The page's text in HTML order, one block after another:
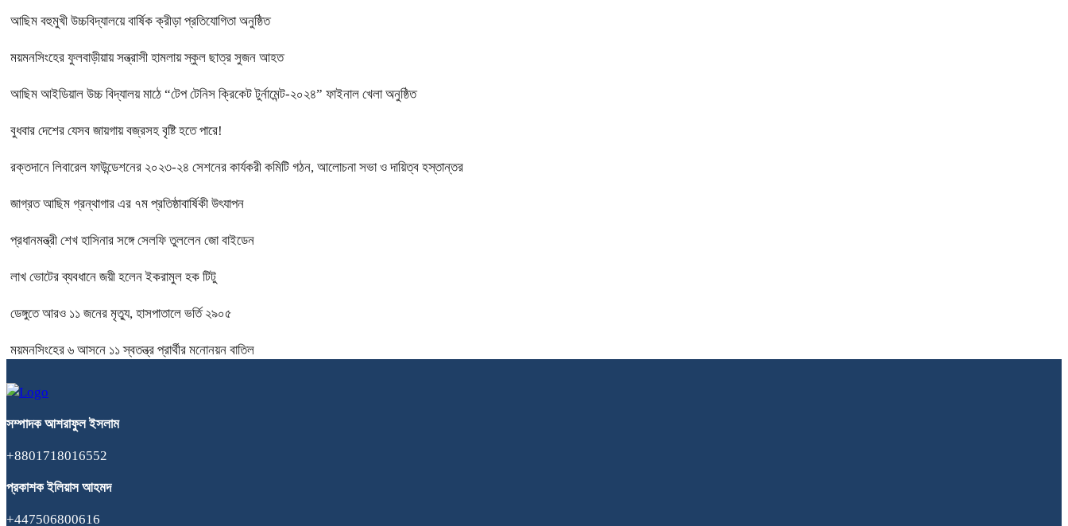
আছিম বহুমুখী উচ্চবিদ্যালয়ে বার্ষিক ক্রীড়া প্রতিযোগিতা অনুষ্ঠিত
ময়মনসিংহের ফুলবাড়ীয়ায় সন্ত্রাসী হামলায় স্কুল ছাত্র সুজন আহত
আছিম আইডিয়াল উচ্চ বিদ্যালয় মাঠে “টেপ টেনিস ক্রিকেট টুর্নামেন্ট-২০২৪” ফাইনাল খেলা অনুষ্ঠিত
বুধবার দেশের যেসব জায়গায় বজ্রসহ বৃষ্টি হতে পারে!
রক্তদানে লিবারেল ফাউন্ডেশনের ২০২৩-২৪ সেশনের কার্যকরী কমিটি গঠন, আলোচনা সভা ও দায়িত্ব হস্তান্তর
জাগ্রত আছিম গ্রন্থাগার এর ৭ম প্রতিষ্ঠাবার্ষিকী উৎযাপন
প্রধানমন্ত্রী শেখ হাসিনার সঙ্গে সেলফি তুললেন জো বাইডেন
লাখ ভোটের ব্যবধানে জয়ী হলেন ইকরামুল হক টিটু
ডেঙ্গুতে আরও ১১ জনের মৃত্যু, হাসপাতালে ভর্তি ২৯০৫
ময়মনসিংহের ৬ আসনে ১১ স্বতন্ত্র প্রার্থীর মনোনয়ন বাতিল
সম্পাদক আশরাফুল ইসলাম
+8801718016552
প্রকাশক ইলিয়াস আহমদ
+447506800616